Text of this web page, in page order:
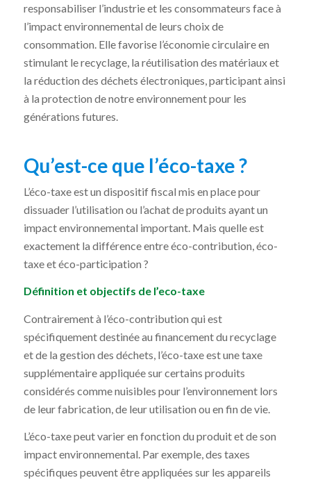
responsabiliser l’industrie et les consommateurs face à
l’impact environnemental de leurs choix de
consommation. Elle favorise l’économie circulaire en
stimulant le recyclage, la réutilisation des matériaux et
la réduction des déchets électroniques, participant ainsi
à la protection de notre environnement pour les
générations futures.
Qu’est-ce que l’éco-taxe ?
L’éco-taxe est un dispositif fiscal mis en place pour
dissuader l’utilisation ou l’achat de produits ayant un
impact environnemental important. Mais quelle est
exactement la différence entre éco-contribution, éco-
taxe et éco-participation ?
Définition et objectifs de l’eco-taxe
Contrairement à l’éco-contribution qui est
spécifiquement destinée au financement du recyclage
et de la gestion des déchets, l’éco-taxe est une taxe
supplémentaire appliquée sur certains produits
considérés comme nuisibles pour l’environnement lors
de leur fabrication, de leur utilisation ou en fin de vie.
L’éco-taxe peut varier en fonction du produit et de son
impact environnemental. Par exemple, des taxes
spécifiques peuvent être appliquées sur les appareils